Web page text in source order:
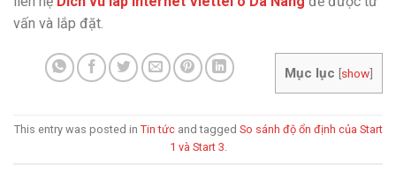
vấn và lắp đặt.
Mục lục [show]
This entry was posted in Tin tứcand tagged So sánh độ ổn định của Start
1 và Start 3.